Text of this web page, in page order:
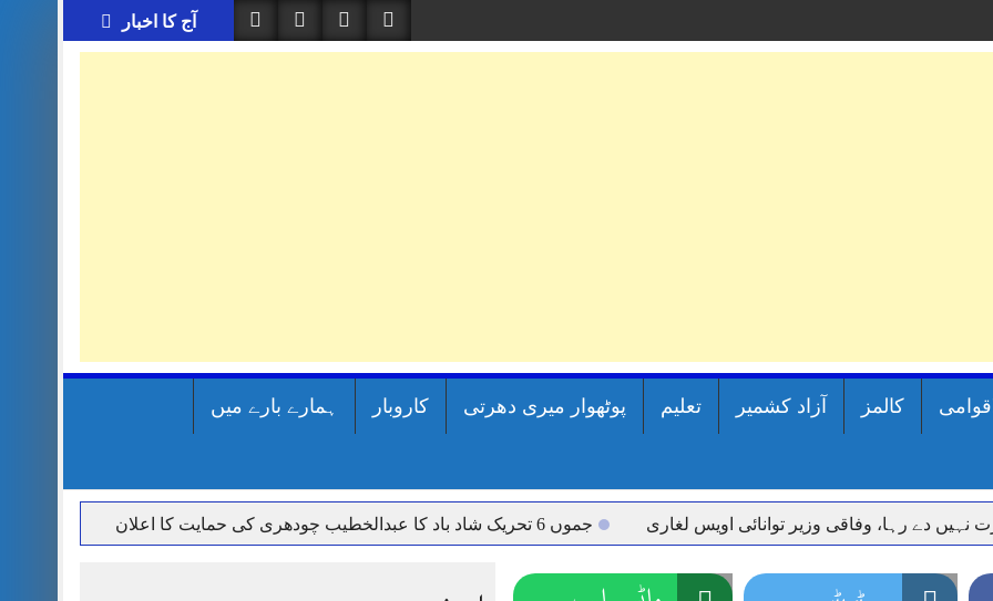
آج کا اخبار
کالمز آزاد کشمیر تعلیم پوٹھوار میری دھرتی کاروبار ہمارے بارے میں
دے رہا، وفاقی وزیر توانائی اویس لغاری
جموں 6 تحریک شاد باد کا عبدالخطیب چودھری کی حمایت کا اعلان